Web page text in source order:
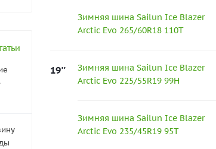
Зимняя шина Sailun Ice Blazer
Arctic Evo 265/60R18 110T
19''
Зимняя шина Sailun Ice Blazer
Arctic Evo 225/55R19 99H
Зимняя шина Sailun Ice Blazer
Arctic Evo 235/45R19 95T